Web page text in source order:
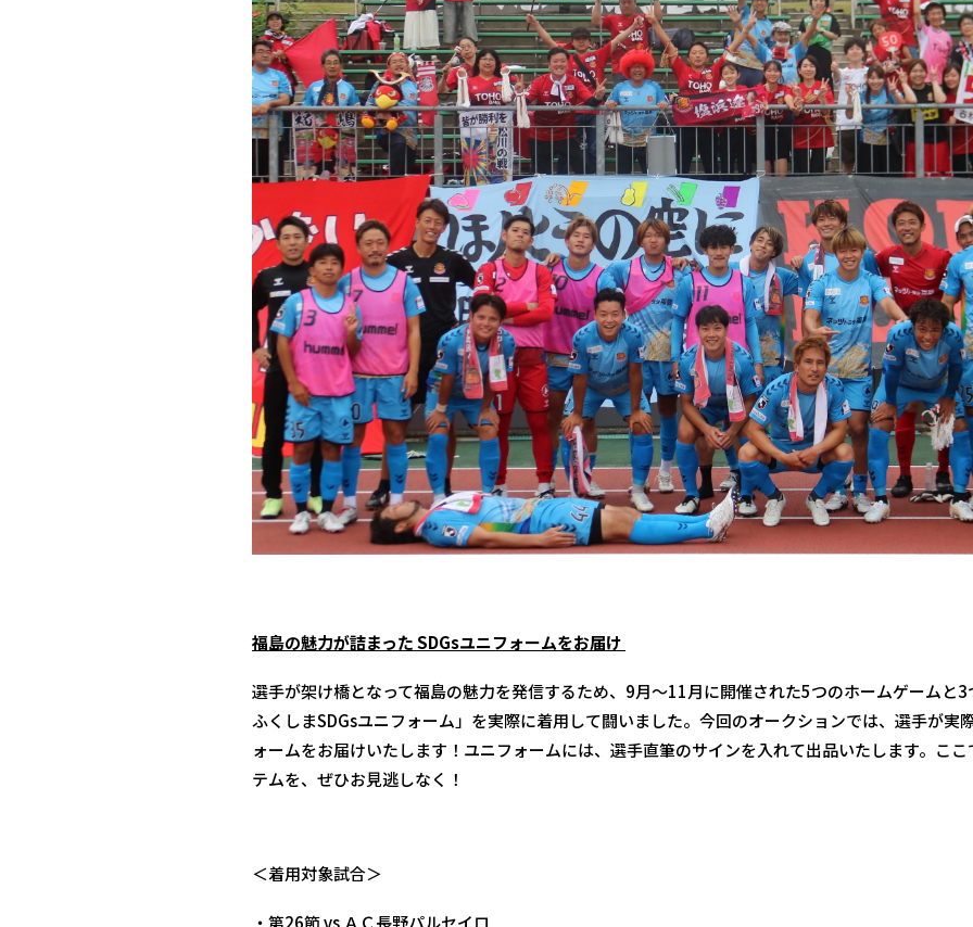
福島の魅力が詰まった SDGsユニフォームをお届け
選手が架け橋となって福島の魅力を発信するため、9月〜11月に開催された5つのホームゲームと
ふくしまSDGsユニフォーム」を実際に着用して闘いました。今回のオークションでは、選手が実
ォームをお届けいたします！ユニフォームには、選手直筆のサインを入れて出品いたします。こ
テムを、ぜひお見逃しなく！
＜着用対象試合＞
・第26節 vs ＡＣ長野パルセイロ